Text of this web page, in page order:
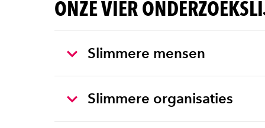
ONZE VIER
Slimmere mensen
Slimmere organisaties